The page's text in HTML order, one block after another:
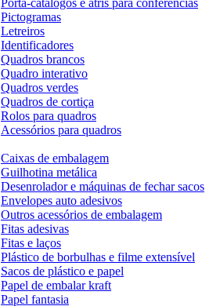
Porta-catálogos e atris para conferências
Pictogramas
Letreiros
Identificadores
Quadros brancos
Quadro interativo
Quadros verdes
Quadros de cortiça
Rolos para quadros
Acessórios para quadros
Caixas de embalagem
Guilhotina metálica
Desenrolador e máquinas de fechar sacos
Envelopes auto adesivos
Outros acessórios de embalagem
Fitas adesivas
Fitas e laços
Plástico de borbulhas e filme extensível
Sacos de plástico e papel
Papel de embalar kraft
Papel fantasia